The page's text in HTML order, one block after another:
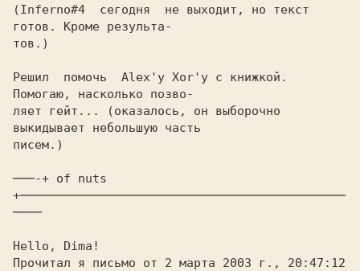
(Inferno#4  сегодня  не выходит, но текст
готов. Кроме результа-
тов.)
Решил  помочь  Alex'у Xor'у с книжкой.
Помогаю, насколько позво-
ляет гейт... (оказалось, он выборочно
выкидывает небольшую часть
писем.)
───-+ of nuts
+─────────────────────────────────────────────
────
Hello, Dima!
Прочитал я письмо от 2 марта 2003 г., 20:47:12